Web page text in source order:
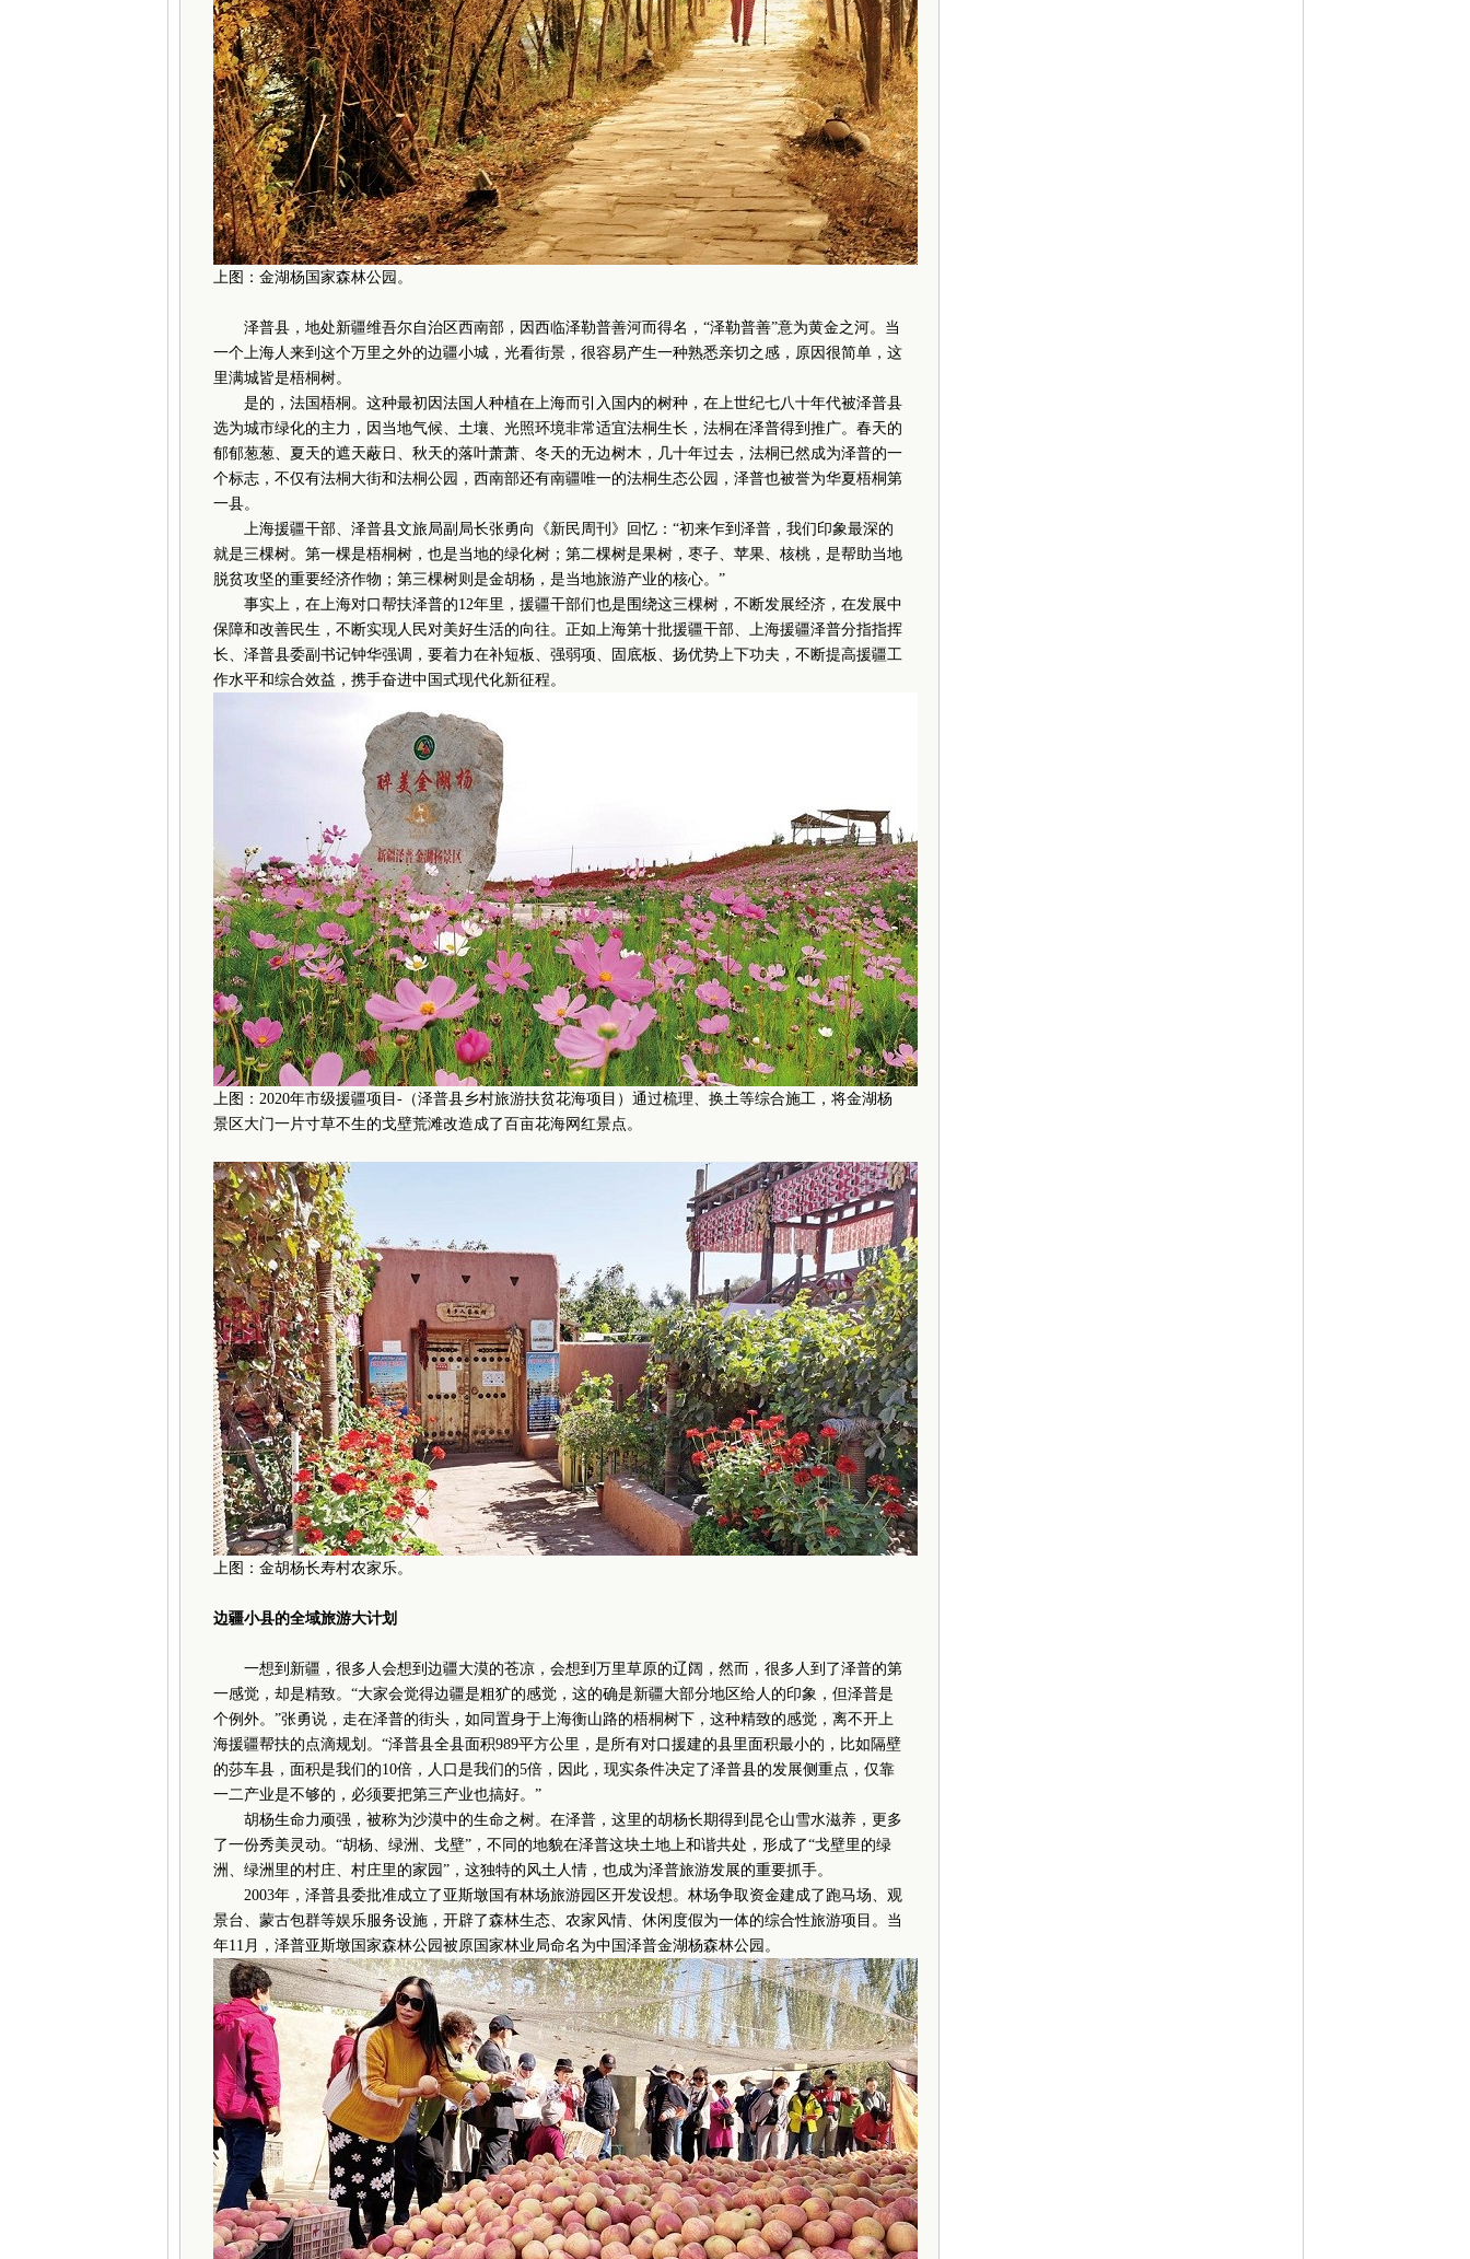
上图：金湖杨国家森林公园。
泽普县，地处新疆维吾尔自治区西南部，因西临泽勒普善河而得名，“泽勒普善”意为黄金之河。当
一个上海人来到这个万里之外的边疆小城，光看街景，很容易产生一种熟悉亲切之感，原因很简单，这
里满城皆是梧桐树。
是的，法国梧桐。这种最初因法国人种植在上海而引入国内的树种，在上世纪七八十年代被泽普县
选为城市绿化的主力，因当地气候、土壤、光照环境非常适宜法桐生长，法桐在泽普得到推广。春天的
郁郁葱葱、夏天的遮天蔽日、秋天的落叶萧萧、冬天的无边树木，几十年过去，法桐已然成为泽普的一
个标志，不仅有法桐大街和法桐公园，西南部还有南疆唯一的法桐生态公园，泽普也被誉为华夏梧桐第
一县。
上海援疆干部、泽普县文旅局副局长张勇向《新民周刊》回忆：“初来乍到泽普，我们印象最深的
就是三棵树。第一棵是梧桐树，也是当地的绿化树；第二棵树是果树，枣子、苹果、核桃，是帮助当地
脱贫攻坚的重要经济作物；第三棵树则是金胡杨，是当地旅游产业的核心。”
事实上，在上海对口帮扶泽普的12年里，援疆干部们也是围绕这三棵树，不断发展经济，在发展中
保障和改善民生，不断实现人民对美好生活的向往。正如上海第十批援疆干部、上海援疆泽普分指指挥
长、泽普县委副书记钟华强调，要着力在补短板、强弱项、固底板、扬优势上下功夫，不断提高援疆工
作水平和综合效益，携手奋进中国式现代化新征程。
上图：2020年市级援疆项目-（泽普县乡村旅游扶贫花海项目）通过梳理、换土等综合施工，将金湖杨
景区大门一片寸草不生的戈壁荒滩改造成了百亩花海网红景点。
上图：金胡杨长寿村农家乐。
边疆小县的全域旅游大计划
一想到新疆，很多人会想到边疆大漠的苍凉，会想到万里草原的辽阔，然而，很多人到了泽普的第
一感觉，却是精致。“大家会觉得边疆是粗犷的感觉，这的确是新疆大部分地区给人的印象，但泽普是
个例外。”张勇说，走在泽普的街头，如同置身于上海衡山路的梧桐树下，这种精致的感觉，离不开上
海援疆帮扶的点滴规划。“泽普县全县面积989平方公里，是所有对口援建的县里面积最小的，比如隔壁
的莎车县，面积是我们的10倍，人口是我们的5倍，因此，现实条件决定了泽普县的发展侧重点，仅靠
一二产业是不够的，必须要把第三产业也搞好。”
胡杨生命力顽强，被称为沙漠中的生命之树。在泽普，这里的胡杨长期得到昆仑山雪水滋养，更多
了一份秀美灵动。“胡杨、绿洲、戈壁”，不同的地貌在泽普这块土地上和谐共处，形成了“戈壁里的绿
洲、绿洲里的村庄、村庄里的家园”，这独特的风土人情，也成为泽普旅游发展的重要抓手。
2003年，泽普县委批准成立了亚斯墩国有林场旅游园区开发设想。林场争取资金建成了跑马场、观
景台、蒙古包群等娱乐服务设施，开辟了森林生态、农家风情、休闲度假为一体的综合性旅游项目。当
年11月，泽普亚斯墩国家森林公园被原国家林业局命名为中国泽普金湖杨森林公园。